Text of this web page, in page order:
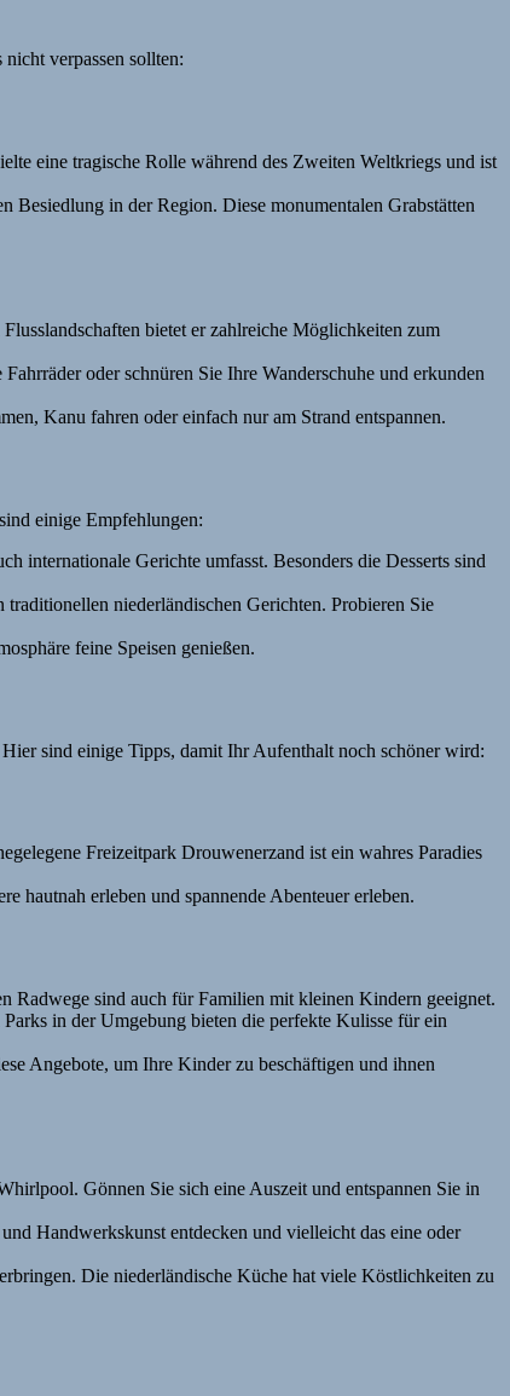
verpassen sollten:
eine tragische Rolle während des Zweiten Weltkriegs und ist
Besiedlung in der Region. Diese monumentalen Grabstätten
bietet er zahlreiche Möglichkeiten zum
oder schnüren Sie Ihre Wanderschuhe und erkunden
Kanu fahren oder einfach nur am Strand entspannen.
einige Empfehlungen:
internationale Gerichte umfasst. Besonders die Desserts sind
niederländischen Gerichten. Probieren Sie
feine Speisen genießen.
sind einige Tipps, damit Ihr Aufenthalt noch schöner wird:
Freizeitpark Drouwenerzand ist ein wahres Paradies
hautnah erleben und spannende Abenteuer erleben.
Radwege sind auch für Familien mit kleinen Kindern geeignet.
in der Umgebung bieten die perfekte Kulisse für ein
Angebote, um Ihre Kinder zu beschäftigen und ihnen
Gönnen Sie sich eine Auszeit und entspannen Sie in
Handwerkskunst entdecken und vielleicht das eine oder
Die niederländische Küche hat viele Köstlichkeiten zu